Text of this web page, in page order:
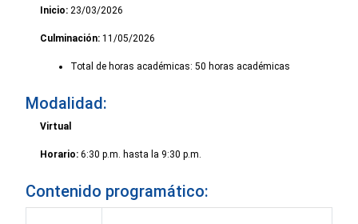
Inicio: 23/03/2026
Culminación: 11/05/2026
Total de horas académicas: 50 horas académicas
Modalidad:
Virtual
Horario: 6:30 p.m. hasta la 9:30 p.m.
Contenido programático: